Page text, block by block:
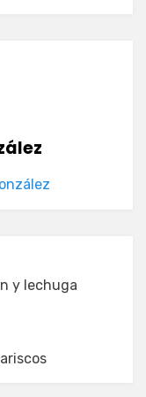
y lechuga